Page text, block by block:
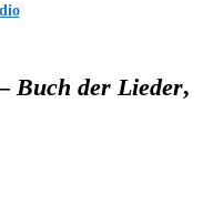
Buch der Lieder,